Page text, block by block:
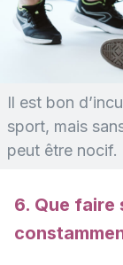
Il est bon
sport, mais
peut être nocif.
6. Que faire